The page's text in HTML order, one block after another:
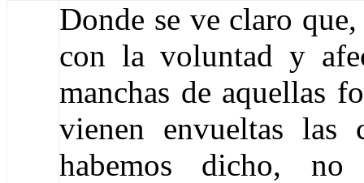
Donde se ve claro
con la voluntad y
manchas de aquellas
vienen envueltas las
habemos dicho,